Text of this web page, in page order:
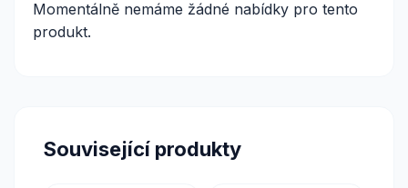
Momentálně nemáme žádné nabídky pro tento
produkt.
Související produkty